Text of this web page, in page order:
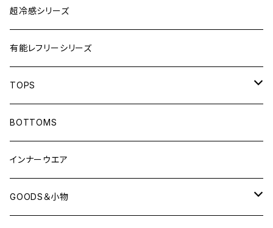
超冷感シリーズ
有能レフリーシリーズ
TOPS
LONG-SLEEVEプラシャツ
SHORT-SLEEVEプラシャツ
NO-SLEEVE
BOTTOMS
インナーウエア
GOODS＆小物